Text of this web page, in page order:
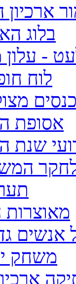
בלוג
- עלון
לוח
אסופת
שנת
מאוצרות
אנשים
משחק